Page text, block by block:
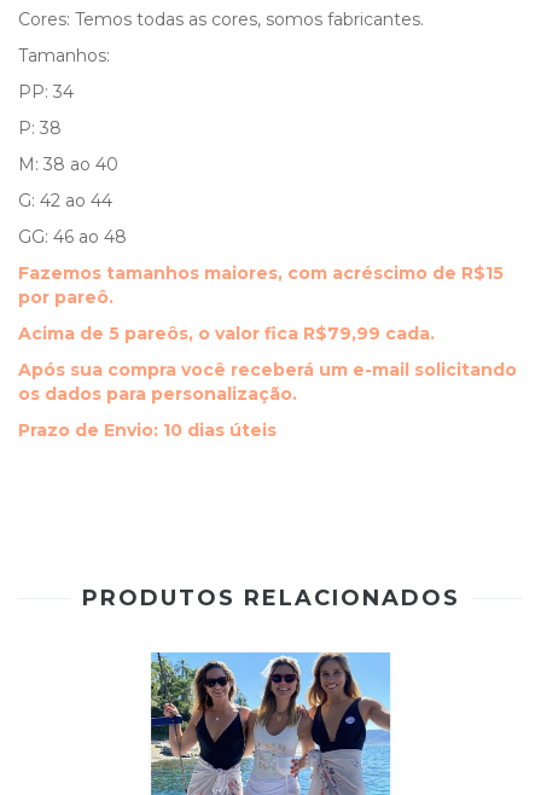
Cores: Temos todas as cores, somos fabricantes.
Tamanhos:
PP: 34
P: 38
M: 38 ao 40
G: 42 ao 44
GG: 46 ao 48
Fazemos tamanhos maiores, com acréscimo de R$15
por pareô.
Acima de 5 pareôs, o valor fica R$79,99 cada.
Após sua compra você receberá um e-mail solicitando
os dados para personalização.
Prazo de Envio: 10 dias úteis
PRODUTOS RELACIONADOS